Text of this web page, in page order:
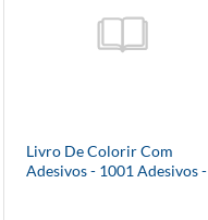
Livro De Colorir Com
Adesivos - 1001 Adesivos -